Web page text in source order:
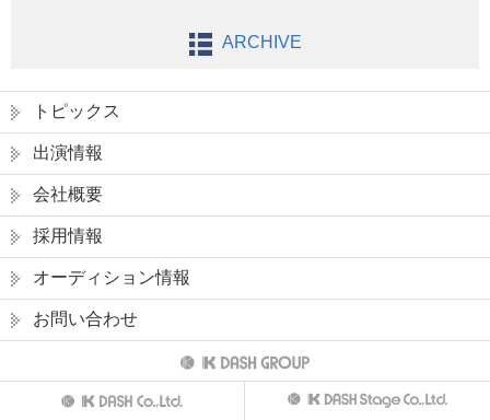
ARCHIVE
トピックス
出演情報
会社概要
採用情報
オーディション情報
お問い合わせ